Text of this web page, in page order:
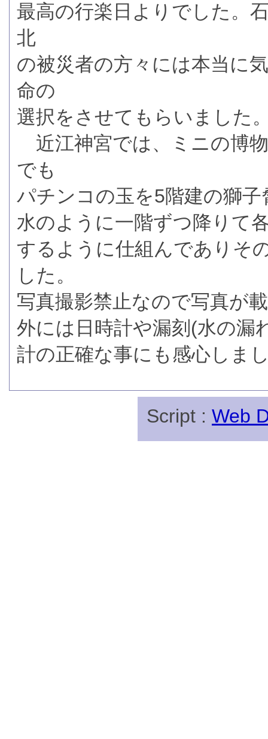
最高の行楽日よりでした。
北
の被災者の方々には本当に
命の
選択をさせてもらいました
近江神宮では、ミニの博
でも
パチンコの玉を5階建の獅
水のように一階ずつ降りて
するように仕組んでありそ
した。
写真撮影禁止なので写真が
外には日時計や漏刻(水の漏
計の正確な事にも感心しま
Script : Web